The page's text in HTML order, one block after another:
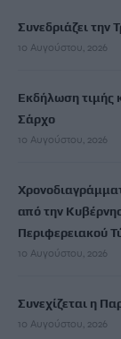
Συνεδριάζει την
10 Αυγούστου, 2026
Εκδήλωση τιμής
Σάρχο
10 Αυγούστου, 2026
από την
Περιφερειακού
10 Αυγούστου, 2026
Συνεχίζεται η
10 Αυγούστου, 2026